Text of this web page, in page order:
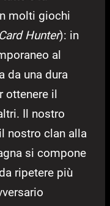
molti giochi
Card Hunter): in
al
da una dura
ottenere il
Il nostro
nostro clan alla
si compone
ripetere più